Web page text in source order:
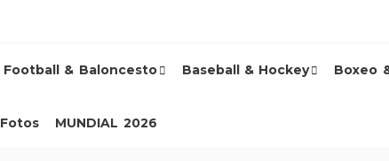
Football & Baloncesto Baseball & Hockey Boxeo
Fotos MUNDIAL 2026